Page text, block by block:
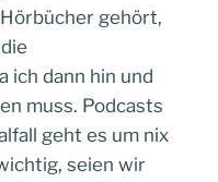
gehört,
ich dann hin und
muss. Podcasts
geht es um nix
seien wir